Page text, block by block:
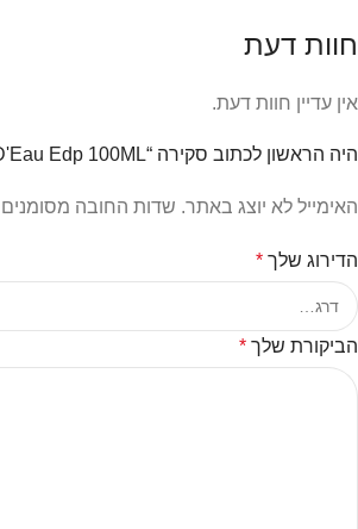
חוות דעת
אין עדיין חוות דעת.
היה הראשון לכתוב סקירה “Dior Jadore D'Eau Edp 100ML בושם לאישה דיאור”
האימייל לא יוצג באתר. שדות החובה מסומנים
הדירוג שלך *
הביקורת שלך *